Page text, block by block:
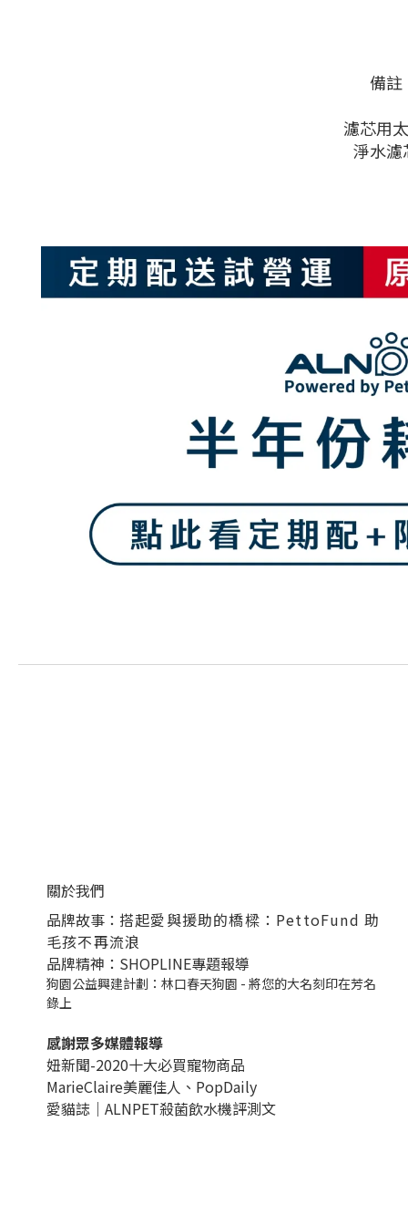
備註
濾芯用
淨水濾
關於我們
品牌故事： 搭起愛與援助的橋樑：PettoFund 助
毛孩不再流浪
品牌精神：SHOPLINE專題報導
狗園公益興建計劃：林口春天狗園 - 將您的大名刻印在芳名
錄上
感謝眾多媒體報導
妞新聞-2020十大必買寵物商品
MarieClaire美麗佳人、 PopDaily
愛貓誌｜ALNPET殺菌飲水機評測文